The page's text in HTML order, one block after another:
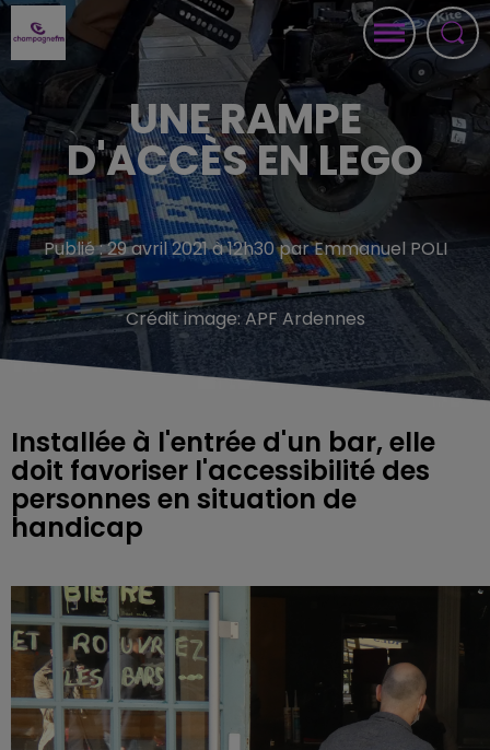
UNE RAMPE
D'ACCÈS EN LEGO
Publié : 29 avril 2021 à 12h30 par Emmanuel POLI
Crédit image: APF Ardennes
Installée à l'entrée d'un bar, elle
doit favoriser l'accessibilité des
personnes en situation de
handicap